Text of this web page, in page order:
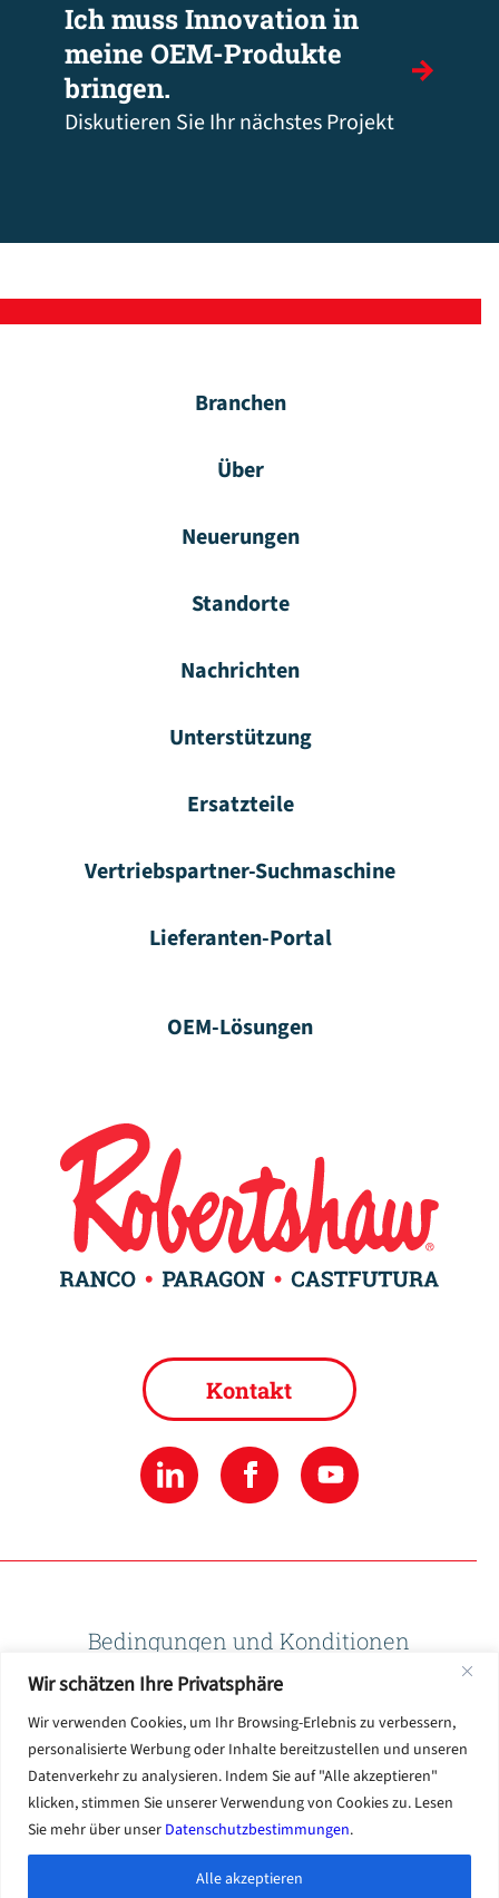
Wir schätzen Ihre Privatsphäre
Wir verwenden Cookies, um Ihr Browsing-Erlebnis zu verbessern,
personalisierte Werbung oder Inhalte bereitzustellen und unseren
Datenverkehr zu analysieren. Indem Sie auf "Alle akzeptieren"
klicken, stimmen Sie unserer Verwendung von Cookies zu. Lesen
Sie mehr über unser Datenschutzbestimmungen.
Alle akzeptieren
Ich muss Innovation in
meine OEM-Produkte
bringen.
Diskutieren Sie Ihr nächstes Projekt
Branchen
Über
Neuerungen
Standorte
Nachrichten
Unterstützung
Ersatzteile
Vertriebspartner-Suchmaschine
Lieferanten-Portal
OEM-Lösungen
Kontakt
Bedingungen und Konditionen
Datenschutzbestimmungen
Nutzungsbedingungen